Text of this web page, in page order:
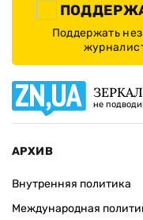
Поддержать
не
АРХИВ
Внутренняя политика
Международная